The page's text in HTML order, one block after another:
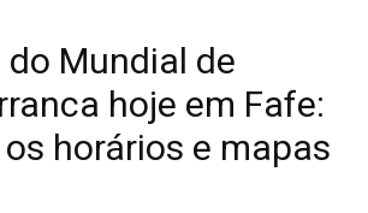
do Mundial de
hoje em Fafe:
horários e mapas